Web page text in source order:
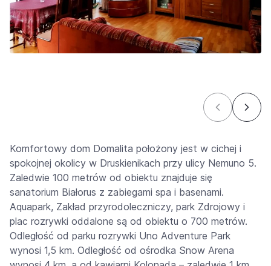
Komfortowy dom Domalita położony jest w cichej i
spokojnej okolicy w Druskienikach przy ulicy Nemuno 5.
Zaledwie 100 metrów od obiektu znajduje się
sanatorium Białorus z zabiegami spa i basenami.
Aquapark, Zakład przyrodoleczniczy, park Zdrojowy i
plac rozrywki oddalone są od obiektu o 700 metrów.
Odległość od parku rozrywki Uno Adventure Park
wynosi 1,5 km. Odległość od ośrodka Snow Arena